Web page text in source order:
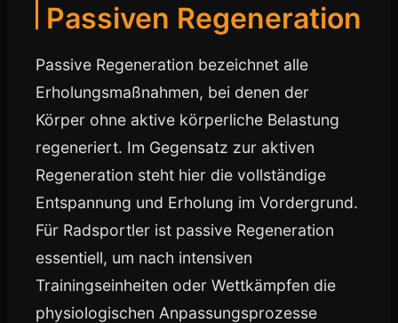
Passiven Regeneration
Passive Regeneration bezeichnet alle
Erholungsmaßnahmen, bei denen der
Körper ohne aktive körperliche Belastung
regeneriert. Im Gegensatz zur aktiven
Regeneration steht hier die vollständige
Entspannung und Erholung im Vordergrund.
Für Radsportler ist passive Regeneration
essentiell, um nach intensiven
Trainingseinheiten oder Wettkämpfen die
physiologischen Anpassungsprozesse